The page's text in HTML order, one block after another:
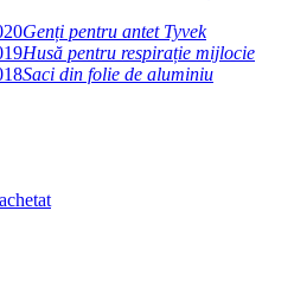
Genți pentru antet Tyvek
Husă pentru respirație mijlocie
Saci din folie de aluminiu